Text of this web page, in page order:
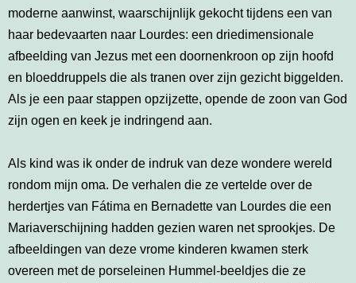
moderne aanwinst, waarschijnlijk gekocht tijdens een van
haar bedevaarten naar Lourdes: een driedimensionale
afbeelding van Jezus met een doornenkroon op zijn hoofd
en bloeddruppels die als tranen over zijn gezicht biggelden.
Als je een paar stappen opzijzette, opende de zoon van God
zijn ogen en keek je indringend aan.
Als kind was ik onder de indruk van deze wondere wereld
rondom mijn oma. De verhalen die ze vertelde over de
herdertjes van Fátima en Bernadette van Lourdes die een
Mariaverschijning hadden gezien waren net sprookjes. De
afbeeldingen van deze vrome kinderen kwamen sterk
overeen met de porseleinen Hummel-beeldjes die ze